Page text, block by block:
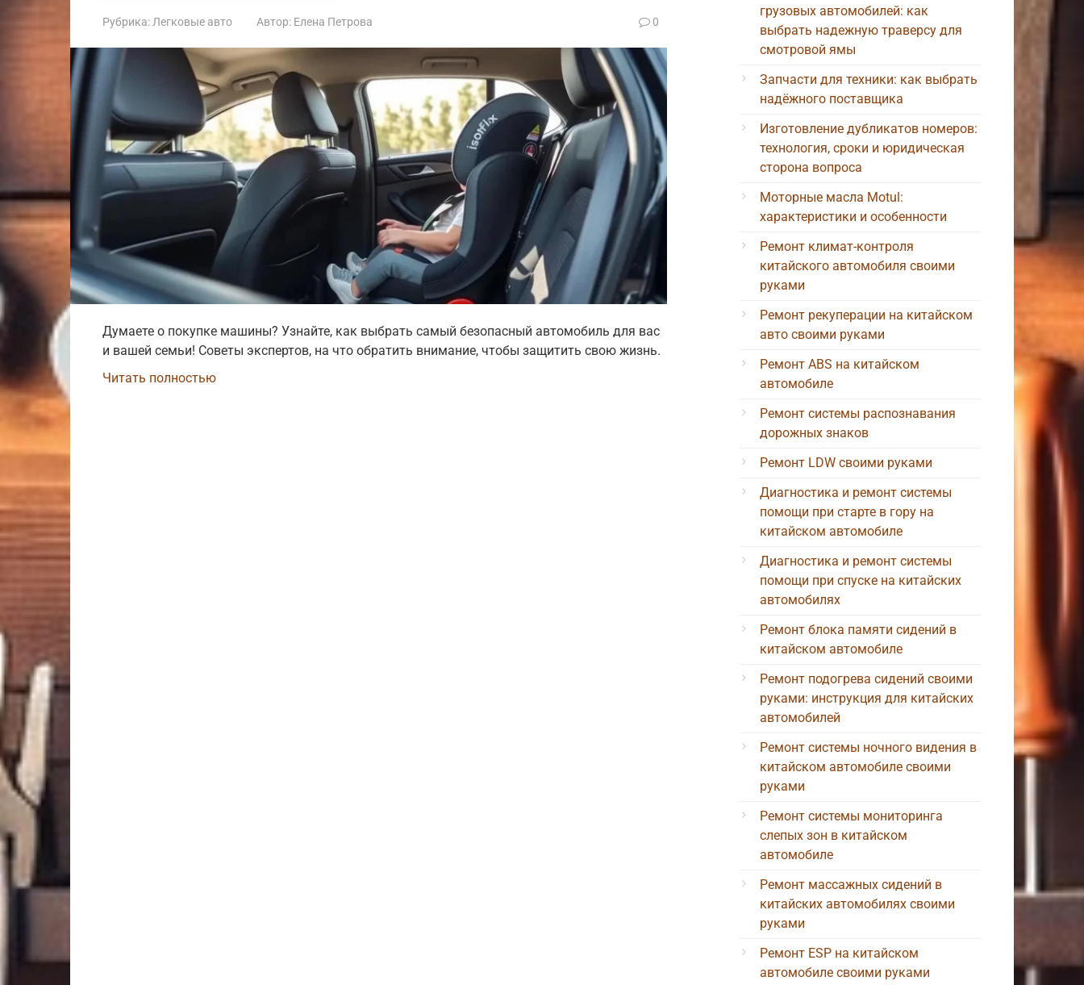
Рубрика:Легковые авто Автор: Елена Петрова 0
Думаете о покупке машины? Узнайте, как выбрать самый безопасный автомобиль для вас
и вашей семьи! Советы экспертов, на что обратить внимание, чтобы защитить свою жизнь.
Читать полностью
грузовых автомобилей: как
выбрать надежную траверсу для
смотровой ямы
Запчасти для техники: как выбрать
надёжного поставщика
Изготовление дубликатов номеров:
технология, сроки и юридическая
сторона вопроса
Моторные масла Motul:
характеристики и особенности
Ремонт климат-контроля
китайского автомобиля своими
руками
Ремонт рекуперации на китайском
авто своими руками
Ремонт ABS на китайском
автомобиле
Ремонт системы распознавания
дорожных знаков
Ремонт LDW своими руками
Диагностика и ремонт системы
помощи при старте в гору на
китайском автомобиле
Диагностика и ремонт системы
помощи при спуске на китайских
автомобилях
Ремонт блока памяти сидений в
китайском автомобиле
Ремонт подогрева сидений своими
руками: инструкция для китайских
автомобилей
Ремонт системы ночного видения в
китайском автомобиле своими
руками
Ремонт системы мониторинга
слепых зон в китайском
автомобиле
Ремонт массажных сидений в
китайских автомобилях своими
руками
Ремонт ESP на китайском
автомобиле своими руками